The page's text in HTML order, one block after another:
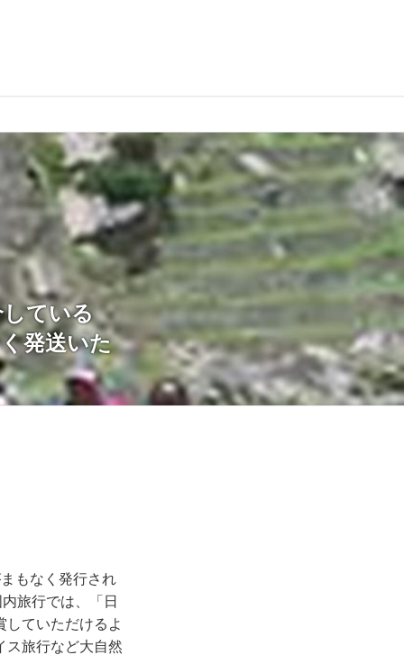
ている
発送いた
もなく発行され
旅行では、「日
ていただけるよ
ス旅行など大自然